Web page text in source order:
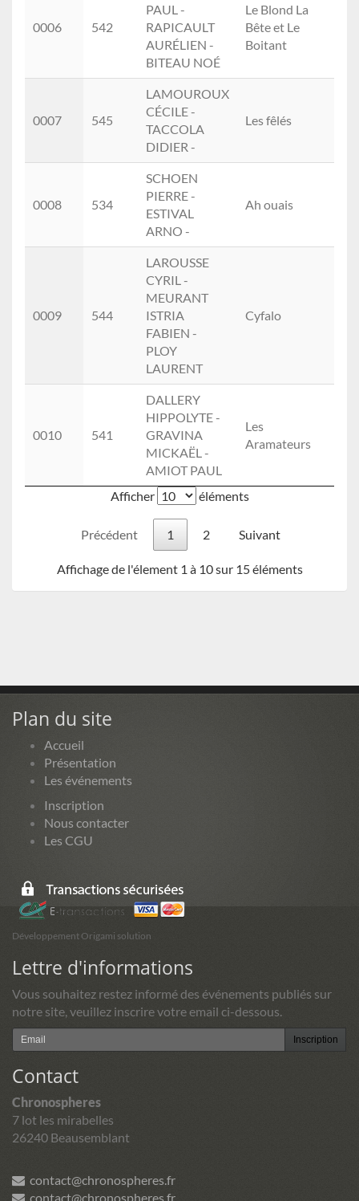
0006 542
PAUL -
RAPICAULT
AURÉLIEN -
BITEAU NOÉ
Le Blond La
Bête et Le
Boitant
0007 545
LAMOUROUX
CÉCILE -
TACCOLA
DIDIER -
Les fêlés
0008 534
SCHOEN
PIERRE -
ESTIVAL
ARNO -
Ah ouais
0009 544
LAROUSSE
CYRIL -
MEURANT
ISTRIA
FABIEN -
PLOY
LAURENT
Cyfalo
0010 541
DALLERY
HIPPOLYTE -
GRAVINA
MICKAËL -
AMIOT PAUL
Les
Aramateurs
Afficher éléments
Précédent 1 2 Suivant
Affichage de l'élement 1 à 10 sur 15 éléments
Plan du site
Accueil
Présentation
Les événements
Inscription
Nous contacter
Les CGU
Développement Origami solution
Lettre d'informations
Vous souhaitez restez informé des événements publiés sur
notre site, veuillez inscrire votre email ci-dessous.
Inscription
Contact
Chronospheres
7 lot les mirabelles
26240 Beausemblant
contact@chronospheres.fr
contact@chronospheres.fr